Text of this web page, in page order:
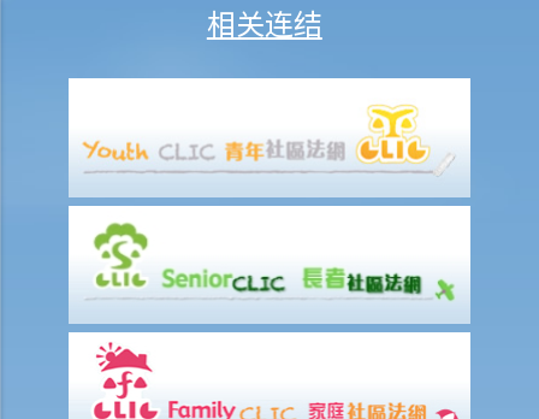
C. 庭外和解
1. 作为经算定的金钱申索申索的被告人，如果我承认原告人之部分申
(2) 以表格 23（根据第22号命令）向原告人提出以部分金额作为附带条
款付款的提议，两者有甚么区别？
2. 如果被告人想在状书期阶段（在收到令状和申索陈述书后）向原告人
作出附带条款付款，被告人是否仍需要填写表格 16 或 16C 作承认提议
在案件进行审讯前，诉讼各方可向法庭提出甚么申请？
相关连结